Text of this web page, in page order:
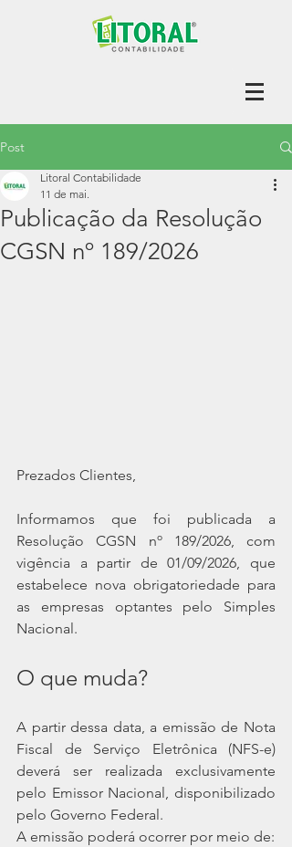
Post
Publicação da Resolução
CGSN nº 189/2026
Litoral Contabilidade
11 de mai.
Prezados Clientes,
Informamos que foi publicada a
Resolução CGSN nº 189/2026, com
vigência a partir de 01/09/2026, que
estabelece nova obrigatoriedade para
as empresas optantes pelo Simples
Nacional.
O que muda?
A partir dessa data, a emissão de Nota
Fiscal de Serviço Eletrônica (NFS-e)
deverá ser realizada exclusivamente
pelo Emissor Nacional, disponibilizado
pelo Governo Federal.
A emissão poderá ocorrer por meio de: